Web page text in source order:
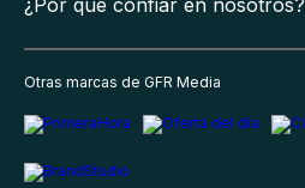
Otras marcas de GFR Media